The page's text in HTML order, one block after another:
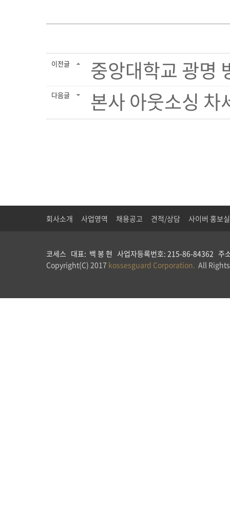
이전글 중앙대학교 광명
다음글 본사 아웃소싱 차
회사소개 사업영역 채용공고 견적/상담 사이버 홍보실
코세스 대표: 백 봉 현 사업자등록번호: 215-86-84362 주
Copyright(C) 2017 kossesguard Corporation. All